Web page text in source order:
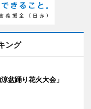
ング
盆踊り花火大会」